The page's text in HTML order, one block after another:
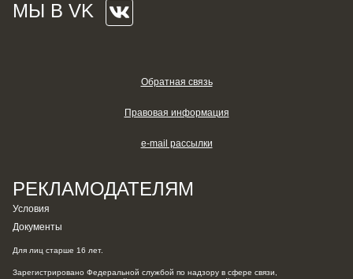
МЫ В VK
РЕКЛАМОДАТЕЛЯМ
Условия
Документы
Обратная связь
Правовая информация
e-mail рассылки
Для лиц старше 16 лет.
Зарегистрировано Федеральной службой по надзору в сфере связи,